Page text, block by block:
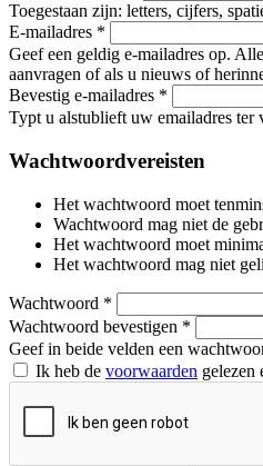
Toegestaan zijn: letters, cijfers,
E-mailadres *
Geef een geldig e-mailadres op.
aanvragen of als u nieuws of
Bevestig e-mailadres *
Typt u alstublieft uw emailadres ter
Wachtwoordvereisten
Het wachtwoord moet
Wachtwoord mag niet de
Het wachtwoord moet
Het wachtwoord mag niet
Wachtwoord *
Wachtwoord bevestigen *
Geef in beide velden een
Ik heb de voorwaarden gelezen